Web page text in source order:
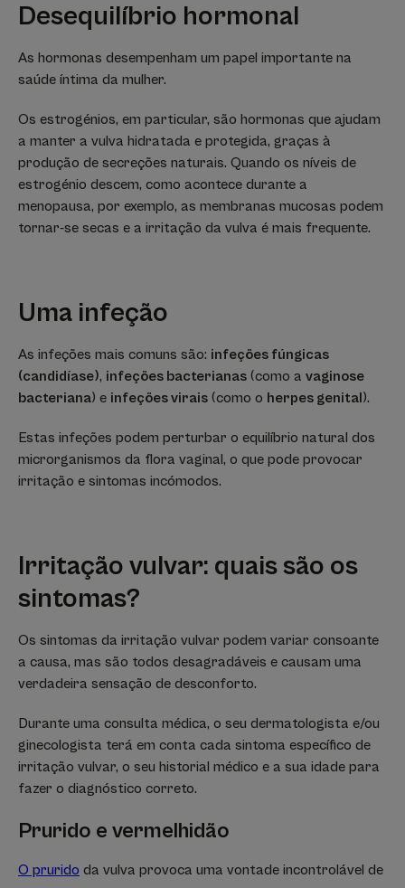
Desequilíbrio hormonal
As hormonas desempenham um papel importante na
saúde íntima da mulher.
Os estrogénios, em particular, são hormonas que ajudam
a manter a vulva hidratada e protegida, graças à
produção de secreções naturais. Quando os níveis de
estrogénio descem, como acontece durante a
menopausa, por exemplo, as membranas mucosas podem
tornar-se secas e a irritação da vulva é mais frequente.
Uma infeção
As infeções mais comuns são: infeções fúngicas
(candidíase), infeções bacterianas (como a vaginose
bacteriana) e infeções virais (como o herpes genital).
Estas infeções podem perturbar o equilíbrio natural dos
microrganismos da flora vaginal, o que pode provocar
irritação e sintomas incómodos.
Irritação vulvar: quais são os
sintomas?
Os sintomas da irritação vulvar podem variar consoante
a causa, mas são todos desagradáveis e causam uma
verdadeira sensação de desconforto.
Durante uma consulta médica, o seu dermatologista e/ou
ginecologista terá em conta cada sintoma específico de
irritação vulvar, o seu historial médico e a sua idade para
fazer o diagnóstico correto.
Prurido e vermelhidão
O prurido da vulva provoca uma vontade incontrolável de